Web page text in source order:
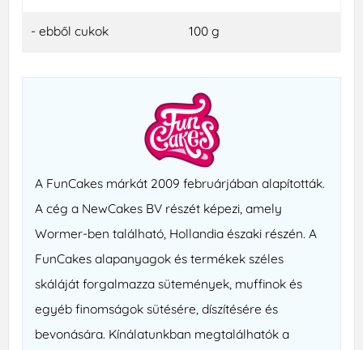
- ebből cukok 100 g
A FunCakes márkát 2009 februárjában alapították.
A cég a NewCakes BV részét képezi, amely
Wormer-ben található, Hollandia északi részén. A
FunCakes alapanyagok és termékek széles
skáláját forgalmazza sütemények, muffinok és
egyéb finomságok sütésére, díszítésére és
bevonására. Kínálatunkban megtalálhatók a